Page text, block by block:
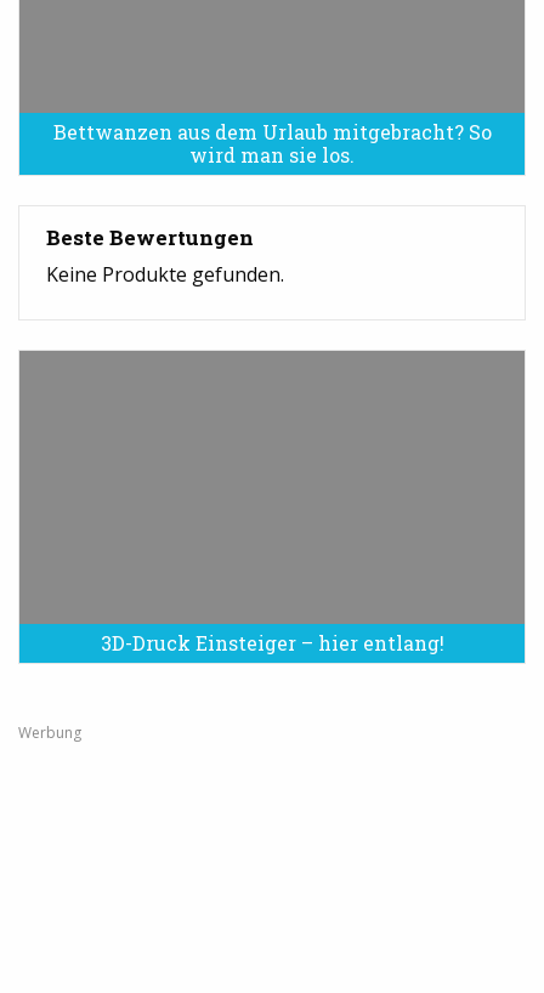
Bettwanzen aus dem Urlaub mitgebracht? So
wird man sie los.
Bettwanzen sind eine Plage
Beste Bewertungen
Keine Produkte gefunden.
3D-Druck Einsteiger – hier entlang!
Werbung